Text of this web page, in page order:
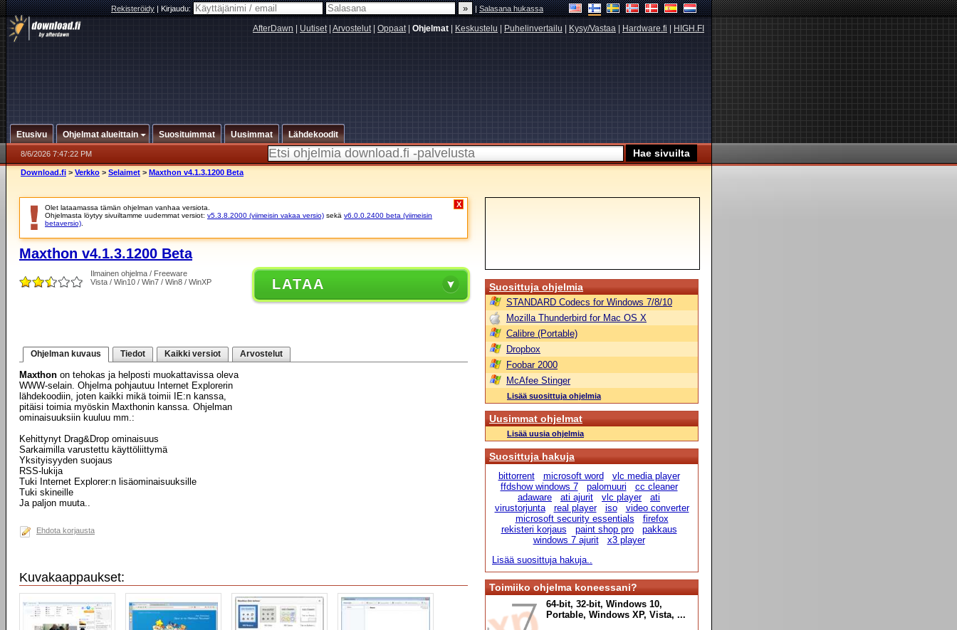
Rekisteröidy|Kirjaudu: |Salasana hukassa
AfterDawn Uutiset| Arvostelut| Oppaat| Ohjelmat Keskustelu Puhelinvertailu Kysy/Vastaa Hardware.fi HIGH.FI
Etusivu Ohjelmat alueittain Suosituimmat Uusimmat Lähdekoodit
8/6/2026 7:47:22 PM
Download.fi > Verkko > Selaimet > Maxthon v4.1.3.1200 Beta
Olet lataamassa tämän ohjelman vanhaa versiota.
Ohjelmasta löytyy sivuiltamme uudemmat versiot: v5.3.8.2000 (viimeisin vakaa versio) sekä v6.0.0.2400 beta (viimeisin
betaversio)
X
Maxthon v4.1.3.1200 Beta
Ilmainen ohjelma / Freeware
Vista / Win10 / Win7 / Win8 / WinXP
LATAA
Ohjelman kuvaus Tiedot Kaikki versiot Arvostelut
Maxthon on tehokas ja helposti muokattavissa oleva
WWW-selain. Ohjelma pohjautuu Internet Explorerin
lähdekoodiin, joten kaikki mikä toimii IE:n kanssa,
pitäisi toimia myöskin Maxthonin kanssa. Ohjelman
ominaisuuksiin kuuluu mm.:
Kehittynyt Drag&Drop ominaisuus
Sarkaimilla varustettu käyttöliittymä
Yksityisyyden suojaus
RSS-lukija
Tuki Internet Explorer:n lisäominaisuuksille
Tuki skineille
Ja paljon muuta..
Ehdota korjausta
Kuvakaappaukset:
Suosittuja ohjelmia
STANDARD Codecs for Windows 7/8/10
Mozilla Thunderbird for Mac OS X
Calibre (Portable)
Dropbox
Foobar 2000
McAfee Stinger
Lisää suosittuja ohjelmia
Uusimmat ohjelmat
Lisää uusia ohjelmia
Suosittuja hakuja
bittorrent microsoft word
vlc media player
ffdshow windows 7
palomuuri
cc cleaner
adaware
ati ajurit vlc player
ati
virustorjunta
real player iso
video converter
microsoft security essentials
firefox
rekisteri korjaus
paint shop pro
pakkaus
windows 7 ajurit
x3 player
Lisää suosittuja hakuja..
Toimiiko ohjelma koneessani?
64-bit, 32-bit, Windows 10,
Portable, Windows XP, Vista, ...